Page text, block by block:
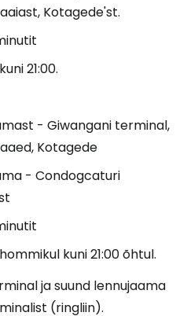
Kotagede'st.
21:00.
- Giwangani terminal,
Kotagede
- Condogcaturi
kuni 21:00 õhtul.
ja suund lennujaama
(ringliin).